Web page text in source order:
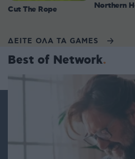
Cut The Rope Northern
ΔΕΙΤΕ ΟΛΑ ΤΑ GAMES
Best of Network